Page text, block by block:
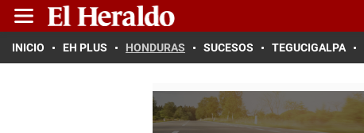
INICIO EH PLUS HONDURAS SUCESOS TEGUCIGALPA